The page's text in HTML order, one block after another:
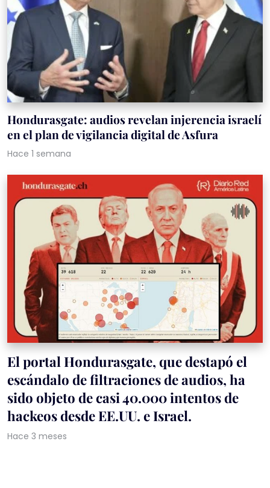
Hondurasgate: audios revelan injerencia israelí
en el plan de vigilancia digital de Asfura
Hace 1 semana
El portal Hondurasgate, que destapó el
escándalo de filtraciones de audios, ha
sido objeto de casi 40.000 intentos de
hackeos desde EE.UU. e Israel.
Hace 3 meses